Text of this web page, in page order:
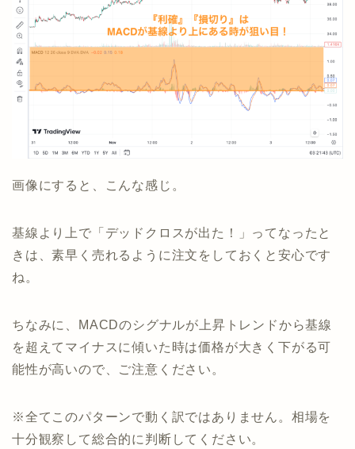
画像にすると、こんな感じ。
基線より上で「デッドクロスが出た！」ってなったと
きは、素早く売れるように注文をしておくと安心です
ね。
ちなみに、MACDのシグナルが上昇トレンドから基線
を超えてマイナスに傾いた時は価格が大きく下がる可
能性が高いので、ご注意ください。
※全てこのパターンで動く訳ではありません。相場を
十分観察して総合的に判断してください。